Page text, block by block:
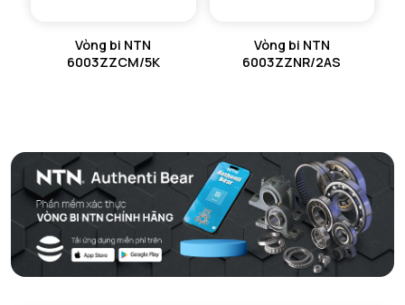
Vòng bi NTN
6003ZZCM/5K
Vòng bi NTN
6003ZZNR/2AS